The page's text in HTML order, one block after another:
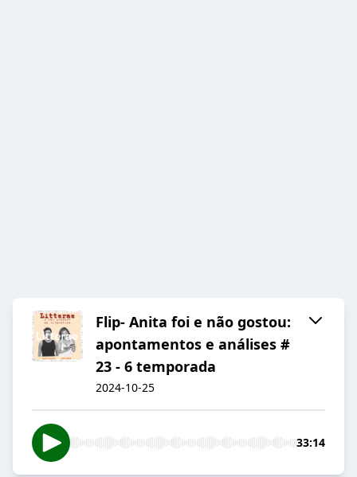
Flip- Anita foi e não gostou:
apontamentos e análises #
23 - 6 temporada
2024-10-25
33:14